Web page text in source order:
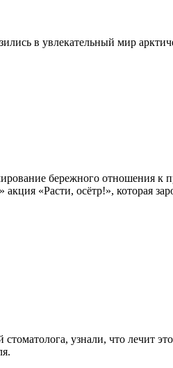
в увлекательный мир
бережного отношения
«Расти, осётр!», которая
узнали, что лечит